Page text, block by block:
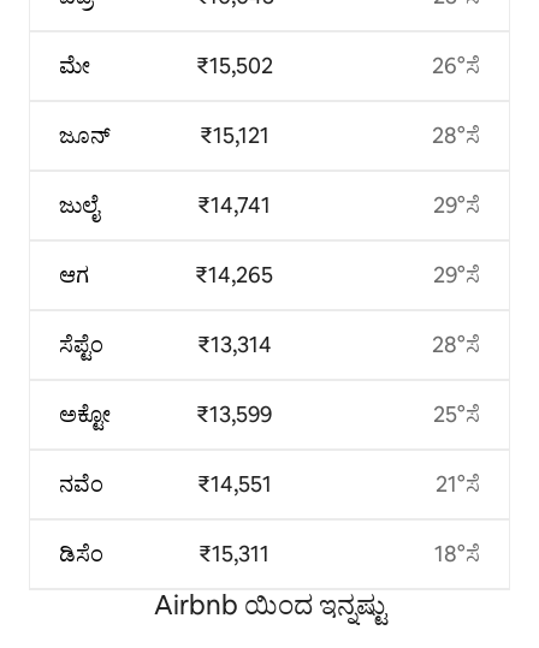
ಮೇ
ಜೂನ್
ಜುಲೈ
ಆಗ
ಸೆಪ್ಟೆಂ
ಅಕ್ಟೋ
ನವೆಂ
ಡಿಸೆಂ
₹15,502
₹15,121
₹14,741
₹14,265
₹13,314
₹13,599
₹14,551
₹15,311
26°ಸೆ
28°ಸೆ
29°ಸೆ
29°ಸೆ
28°ಸೆ
25°ಸೆ
21°ಸೆ
18°ಸೆ
Airbnb ಯಿಂದ ಇನ್ನಷ್ಟು